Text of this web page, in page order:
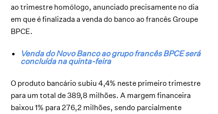
ao trimestre homólogo, anunciado precisamente no dia
em que é finalizada a venda do banco ao francês Groupe
BPCE.
Venda do Novo Banco ao grupo francês BPCE será
concluída na quinta-feira
O produto bancário subiu 4,4% neste primeiro trimestre
para um total de 389,8 milhões. A margem financeira
baixou 1% para 276,2 milhões, sendo parcialmente